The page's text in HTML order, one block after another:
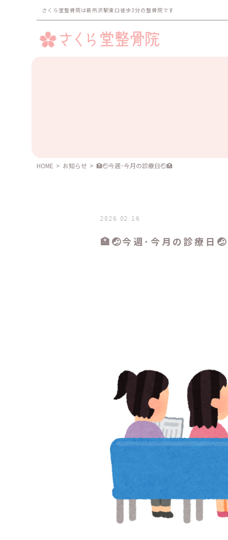
さくら堂整骨院は新所沢駅東口徒歩3分の整骨院です
HOME > お知らせ > 🏥🤕今週･今月の診療日🤕🏥
2026.02.16
🏥🤕今週･今月の診療日